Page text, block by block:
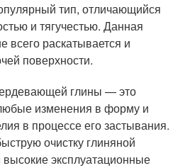
тип, отличающийся
и тягучестью. Данная
всего раскатывается и
поверхности.
глины — это
изменения в форму и
в процессе его застывания.
очистку глиняной
эксплуатационные